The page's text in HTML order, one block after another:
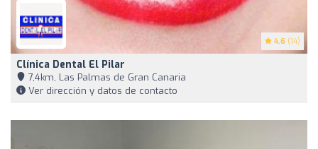
4.6 (14)
Clínica Dental El Pilar
7,4km, Las Palmas de Gran Canaria
Ver dirección y datos de contacto